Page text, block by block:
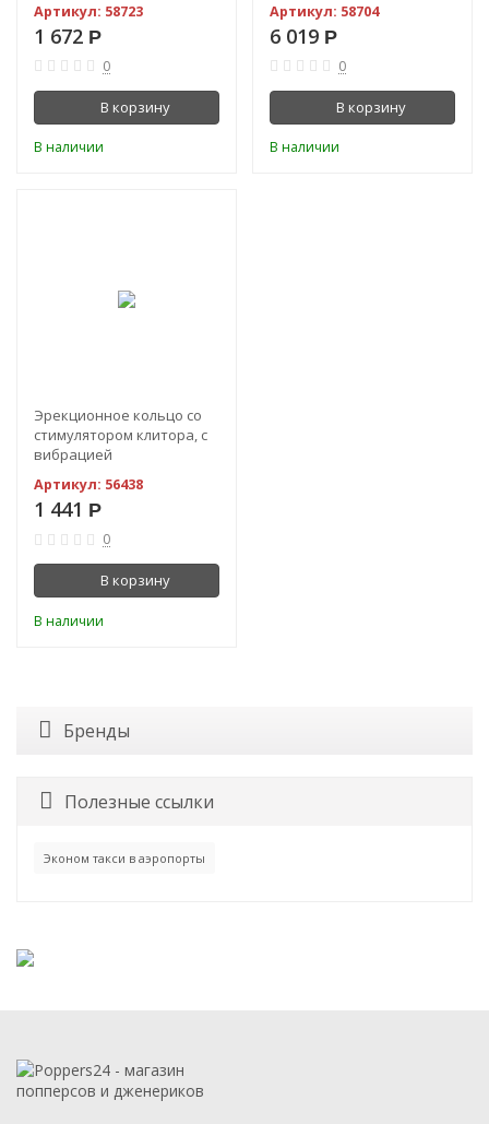
Артикул: 58723
1 672 Р
0
В корзину
В наличии
Артикул: 58704
6 019 Р
0
В корзину
В наличии
Эрекционное кольцо со
стимулятором клитора, с
вибрацией
Артикул: 56438
1 441 Р
0
В корзину
В наличии
Бренды
Полезные ссылки
Эконом такси в аэропорты